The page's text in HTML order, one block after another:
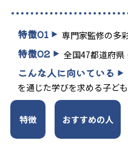
特徴01 専門家監修の多
特徴02 全国47都道府県
こんな人に向いている
を通じた学びを求める子ども
特徴 おすすめの人